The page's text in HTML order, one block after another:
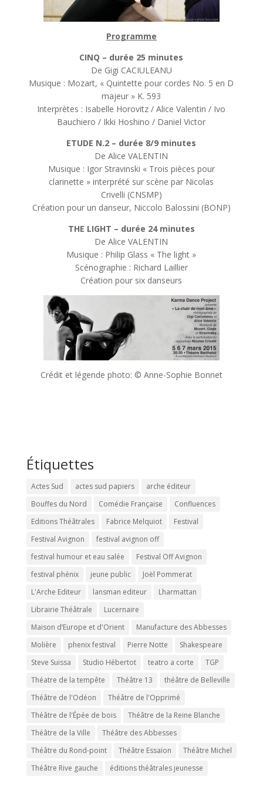
Programme
CINQ – durée 25 minutes
De Gigi CACIULEANU
Musique : Mozart, « Quintette pour cordes No. 5 en D
majeur » K. 593
Interprètes : Isabelle Horovitz / Alice Valentin / Ivo
Bauchiero / Ikki Hoshino / Daniel Victor
ETUDE N.2 – durée 8/9 minutes
De Alice VALENTIN
Musique : Igor Stravinski « Trois pièces pour
clarinette » interprété sur scène par Nicolas
Crivelli (CNSMP)
Création pour un danseur, Niccolo Balossini (BONP)
THE LIGHT – durée 24 minutes
De Alice VALENTIN
Musique : Philip Glass « The light »
Scénographie : Richard Laillier
Création pour six danseurs
Crédit et légende photo: © Anne-Sophie Bonnet
Étiquettes
Actes Sud actes sud papiers
arche éditeur
Bouffes du Nord
Comédie Française
Confluences
Editions Théâtrales
Fabrice Melquiot
Festival
Festival Avignon
festival avignon off
festival humour et eau salée
Festival Off Avignon
festival phénix
jeune public
Joël Pommerat
L'Arche Editeur
lansman editeur
Lharmattan
Librairie Théâtrale
Lucernaire
Maison d’Europe et d'Orient
Manufacture des Abbesses
Molière
phenix festival Pierre Notte
Shakespeare
Steve Suissa
Studio Hébertot teatro a corte
TGP
Théatre de la tempête
Théâtre 13
théâtre de Belleville
Théâtre de l'Odéon
Théâtre de l'Opprimé
Théâtre de l'Épée de bois
Théâtre de la Reine Blanche
Théâtre de la Ville
Théâtre des Abbesses
Théâtre du Rond-point
Théâtre Essaïon
Théâtre Michel
Théâtre Rive gauche
éditions théâtrales jeunesse